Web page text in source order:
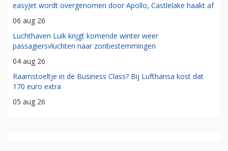
easyJet wordt overgenomen door Apollo, Castlelake haakt af
06 aug 26
Luchthaven Luik krijgt komende winter weer
passagiersvluchten naar zonbestemmingen
04 aug 26
Raamstoeltje in de Business Class? Bij Lufthansa kost dat
170 euro extra
05 aug 26